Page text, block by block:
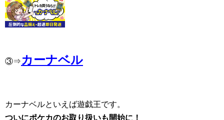
③⇒ カーナベル
カーナベルといえば遊戯王です。
ついにポケカのお取り扱いも開始に！